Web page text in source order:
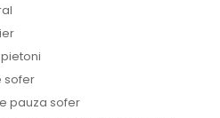
sofer
pauza sofer